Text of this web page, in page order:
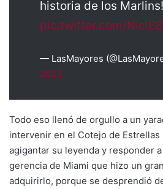
historia de los Marlins!
pic.twitter.com/
— LasMayores
2023
Todo eso llenó de orgullo a un
intervenir en el Cotejo de
agigantar su leyenda y responder
gerencia de Miami que hizo un
adquirirlo, porque se desprendió